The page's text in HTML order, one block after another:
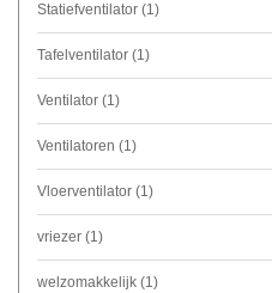
Statiefventilator (1)
Tafelventilator (1)
Ventilator (1)
Ventilatoren (1)
Vloerventilator (1)
vriezer (1)
welzomakkelijk (1)